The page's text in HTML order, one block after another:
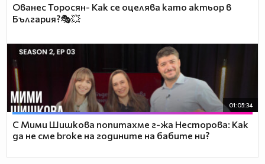
Ованес Торосян- Как се оцелява като актьор в
България?🎭💥
01:05:34
С Мими Шишкова попитахме г-жа Несторова: Как
да не сме broke на годините на бабите ни?